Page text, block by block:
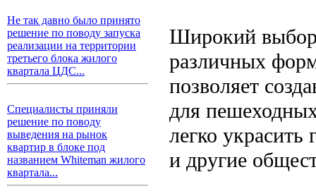
Не так давно было принято
решение по поводу запуска
реализации на территории
третьего блока жилого
квартала ЦДС...
Специалисты приняли
решение по поводу
выведения на рынок
квартир в блоке под
названием Whiteman жилого
квартала...
Широкий выбор
различных
позволяет
для
легко
и другие